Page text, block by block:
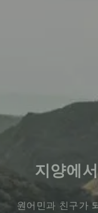
지양에
원어민과 친구가